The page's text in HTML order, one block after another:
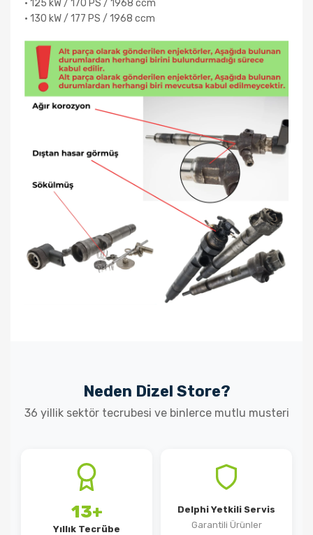
• 125 kW / 170 PS / 1968 ccm
• 130 kW / 177 PS / 1968 ccm
Neden Dizel Store?
36 yillik sektör tecrubesi ve binlerce mutlu musteri
13+
Yıllık Tecrübe
Delphi Yetkili Servis
Garantili Ürünler